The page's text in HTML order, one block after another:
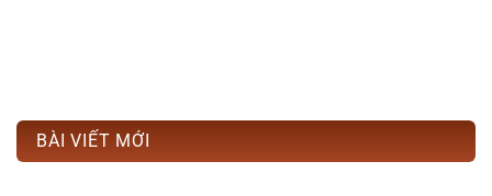
BÀI VIẾT MỚI